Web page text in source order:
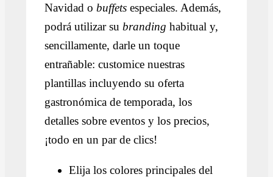
Navidad obuffetsespeciales. Además,
podrá utilizar subranding habitual y,
sencillamente, darle un toque
entrañable: customice nuestras
plantillas incluyendo su oferta
gastronómica de temporada, los
detalles sobre eventos y los precios,
¡todo en un par de clics!
Elija los colores principales del